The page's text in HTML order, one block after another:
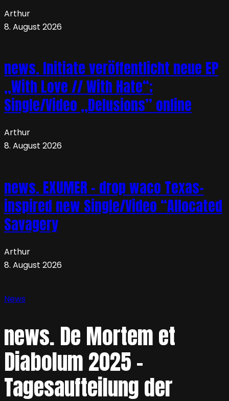
Arthur
8. August 2026
news. Initiate veröffentlicht neue EP
„With Love // With Hate“;
Single/Video „Delusions” online
Arthur
8. August 2026
news. EXUMER – drop waco Texas-
inspired new Single/Video “Allocated
Savagery
Arthur
8. August 2026
News
news. De Mortem et
Diabolum 2025 –
Tagesaufteilung der